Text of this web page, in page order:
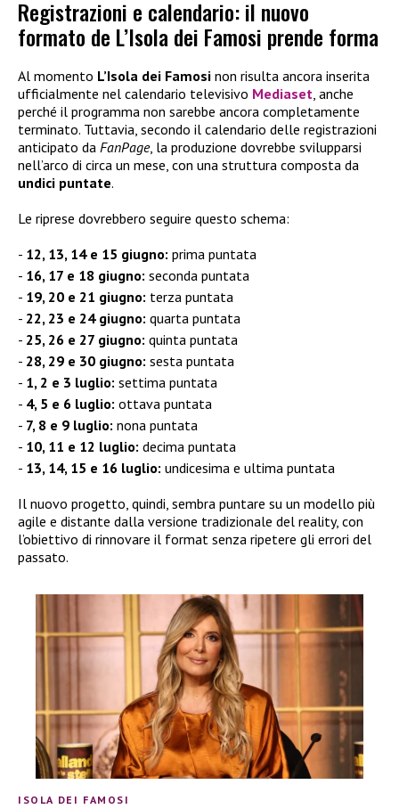
Registrazioni e calendario: il nuovo
formato de L’Isola dei Famosi prende forma
Al momento L’Isola dei Famosi non risulta ancora inserita
ufficialmente nel calendario televisivo Mediaset , anche
perché il programma non sarebbe ancora completamente
terminato. Tuttavia, secondo il calendario delle registrazioni
anticipato da FanPage, la produzione dovrebbe svilupparsi
nell’arco di circa un mese, con una struttura composta da
undici puntate.
Le riprese dovrebbero seguire questo schema:
12, 13, 14 e 15 giugno: prima puntata
16, 17 e 18 giugno: seconda puntata
19, 20 e 21 giugno: terza puntata
22, 23 e 24 giugno: quarta puntata
25, 26 e 27 giugno: quinta puntata
28, 29 e 30 giugno: sesta puntata
1, 2 e 3 luglio: settima puntata
4, 5 e 6 luglio: ottava puntata
7, 8 e 9 luglio: nona puntata
10, 11 e 12 luglio: decima puntata
13, 14, 15 e 16 luglio: undicesima e ultima puntata
Il nuovo progetto, quindi, sembra puntare su un modello più
agile e distante dalla versione tradizionale del reality, con
l’obiettivo di rinnovare il format senza ripetere gli errori del
passato.
ISOLA DEI FAMOSI